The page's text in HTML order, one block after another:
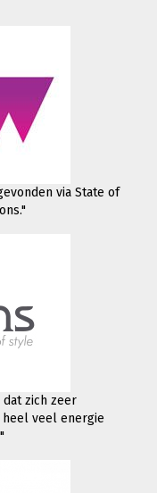
via State of
zich zeer
veel energie